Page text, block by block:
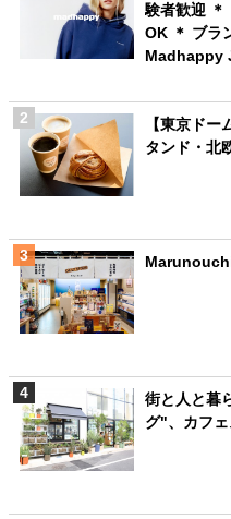
験者歓迎 ＊
OK ＊ ブラ
Madhappy
【東京ド
タンド・北
街と人と暮
グ"、カフェ